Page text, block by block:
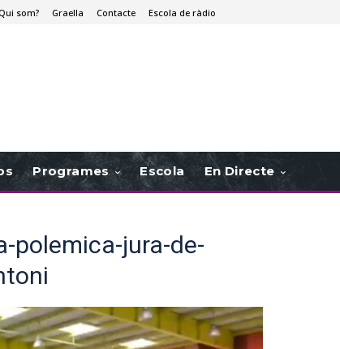
som? Graella Contacte Escola de ràdio
Programes Escola En Directe
polemica-jura-de-